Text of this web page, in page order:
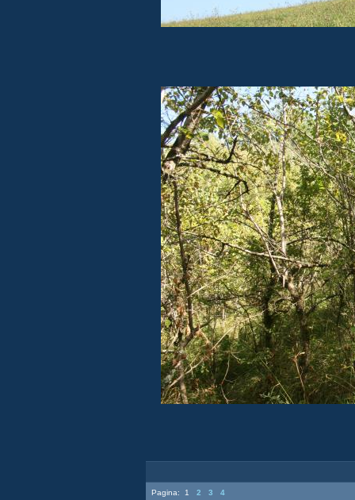
Pagina: 1 2 3 4